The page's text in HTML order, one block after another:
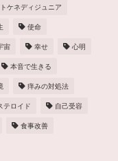
ケネディジュニア
使命
宙 幸せ 心明
本音で生きる
痒みの対処法
テロイド 自己受容
食事改善